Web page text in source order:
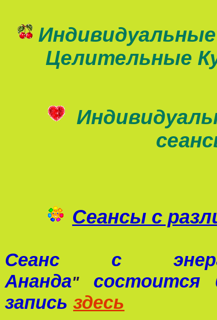
Целительные
Сеансы с
Сеанс с
Ананда"
состоится
запись здесь